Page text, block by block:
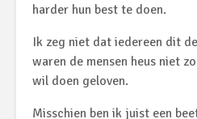
harder hun best te doen.
Ik zeg niet dat iedereen dit
waren de mensen heus niet
wil doen geloven.
Misschien ben ik juist een